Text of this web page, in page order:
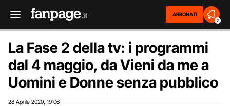
ABBONATI
2
La Fase 2 della tv: i programmi
dal 4 maggio, da Vieni da me a
Uomini e Donne senza pubblico
28 Aprile 2020 19:06